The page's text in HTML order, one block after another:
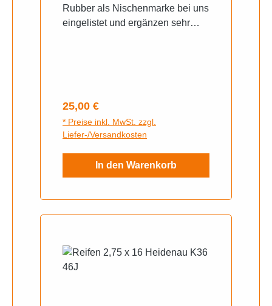
Rubber als Nischenmarke bei uns
eingelistet und ergänzen sehr
etc..VEE Rubber steht für eine
hervorragendes Preis-Leistungs-
Verhältnis. Die aus Thailand
stammende Marke wird in
Deutschland immer beliebter und
Rollerfahrern etabliert und
be ZBR Hohl seit Jahren mit sehr
guten Erfahrungen in unserem
Regulärer Preis:
25,00 €
* Preise inkl. MwSt. zzgl.
Liefer-/Versandkosten
In den Warenkorb